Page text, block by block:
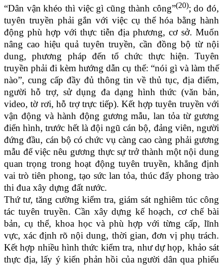
“Dân vận khéo thì việc gì cũng thành công”(20); do đó,
tuyên truyền phải gắn với việc cụ thể hóa bằng hành
động phù hợp với thực tiễn địa phương, cơ sở. Muốn
nâng cao hiệu quả tuyên truyền, cần đồng bộ từ nội
dung, phương pháp đến tổ chức thực hiện. Tuyên
truyền phải đi kèm hướng dẫn cụ thể: “nói gì và làm thế
nào”, cung cấp đầy đủ thông tin về thủ tục, địa điểm,
người hỗ trợ, sử dụng đa dạng hình thức (văn bản,
video, tờ rơi, hỗ trợ trực tiếp). Kết hợp tuyên truyền với
vận động và hành động gương mẫu, lan tỏa từ gương
điển hình, trước hết là đội ngũ cán bộ, đảng viên, người
đứng đầu, cán bộ có chức vụ càng cao càng phải gương
mẫu để việc nêu gương thực sự trở thành một nội dung
quan trọng trong hoạt động tuyên truyền, khẳng định
vai trò tiên phong, tạo sức lan tỏa, thúc đẩy phong trào
thi đua xây dựng đất nước.
Thứ tư, tăng cường kiểm tra, giám sát nghiêm túc công
tác tuyên truyền. Cần xây dựng kế hoạch, cơ chế bài
bản, cụ thể, khoa học và phù hợp với từng cấp, lĩnh
vực, xác định rõ nội dung, thời gian, đơn vị phụ trách.
Kết hợp nhiều hình thức kiểm tra, như dự họp, khảo sát
thực địa, lấy ý kiến phản hồi của người dân qua phiếu